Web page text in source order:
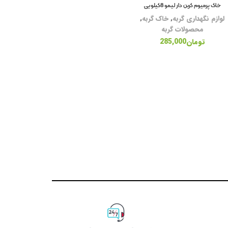
خاک پرمیوم کربن دار لیمو 8کیلویی
لوازم نگهداری گربه,خاک گربه,
محصولات گربه
تومان285,000